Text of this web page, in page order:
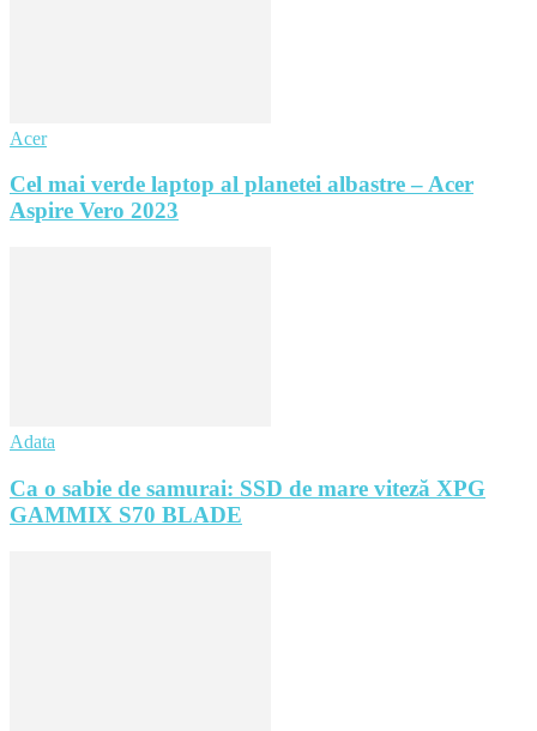
Acer
Cel mai verde laptop al planetei albastre – Acer
Aspire Vero 2023
Adata
Ca o sabie de samurai: SSD de mare viteză XPG
GAMMIX S70 BLADE